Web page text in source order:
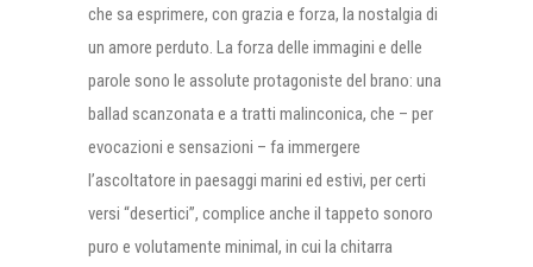
che sa esprimere, con grazia e forza, la nostalgia di
un amore perduto. La forza delle immagini e delle
parole sono le assolute protagoniste del brano: una
ballad scanzonata e a tratti malinconica, che – per
evocazioni e sensazioni – fa immergere
l’ascoltatore in paesaggi marini ed estivi, per certi
versi “desertici”, complice anche il tappeto sonoro
puro e volutamente minimal, in cui la chitarra